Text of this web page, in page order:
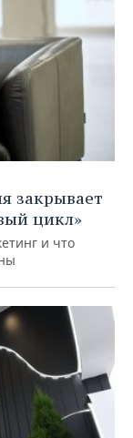
закрывает
цикл»
и что